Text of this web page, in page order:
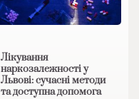
Лікування
наркозалежності у
Львові: сучасні методи
та доступна допомога